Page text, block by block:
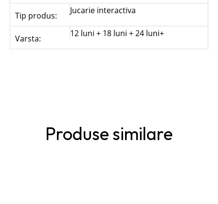
Tip produs: Jucarie interactiva
Varsta: 12 luni + 18 luni + 24 luni+
Produse similare